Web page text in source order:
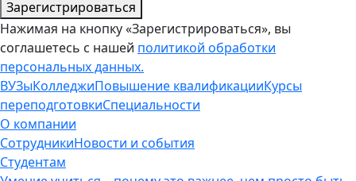
Зарегистрироваться
Нажимая на кнопку «Зарегистрироваться», вы
соглашетесь с нашей политикой обработки
персональных данных.
ВУЗыКолледжиПовышение квалификацииКурсы
переподготовкиСпециальности
О компании
СотрудникиНовости и события
Студентам